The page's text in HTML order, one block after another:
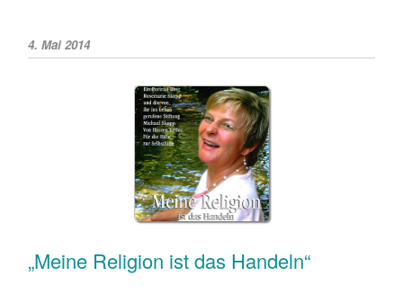
4. Mai 2014
„Meine Religion ist das Handeln“